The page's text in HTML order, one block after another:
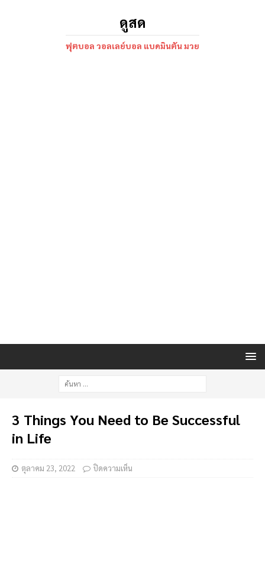
ดูสด
ฟุตบอล วอลเลย์บอล แบดมินตัน มวย
3 Things You Need to Be Successful
in Life
ตุลาคม 23, 2022 ปิดความเห็น